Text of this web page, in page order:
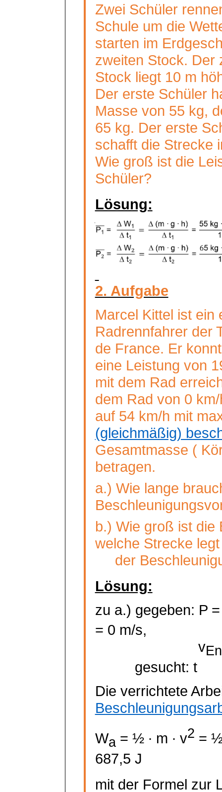
Zwei Schüler
Schule um die
starten im
zweiten Stock. Der
Stock liegt 10 m
Der erste Schüler
Masse von 55 kg,
65 kg. Der erste
schafft die Strecke
Wie groß ist die
Schüler?
Lösung:
2. Aufgabe
Marcel Kittel ist ein
Radrennfahrer der
de France. Er
eine Leistung von
mit dem Rad
dem Rad von 0
auf 54 km/h mit
(gleichmäßig)
Gesamtmasse (
betragen.
a.) Wie lange
b.) Wie groß ist die
welche Strecke
der
Lösung:
zu a.) gegeben: P
= 0 m/s,
v
gesucht: t
Die verrichtete
Wa = ½ ∙ m ∙ v2 =
687,5 J
mit der Formel zur